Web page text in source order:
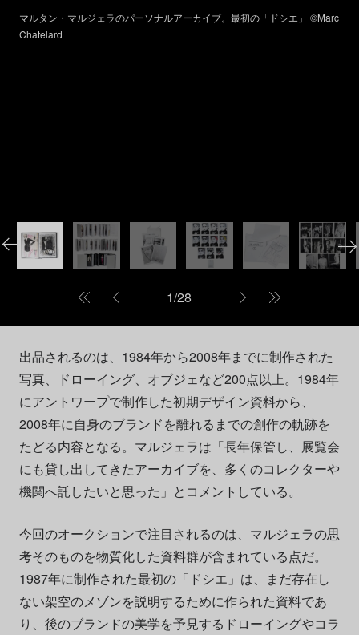
マルタン・マルジェラのパーソナルアーカイブ。最初の「ドシエ」 ©Marc
Chatelard
1/28
出品されるのは、1984年から2008年までに制作された
写真、ドローイング、オブジェなど200点以上。1984年
にアントワープで制作した初期デザイン資料から、
2008年に自身のブランドを離れるまでの創作の軌跡を
たどる内容となる。マルジェラは「長年保管し、展覧会
にも貸し出してきたアーカイブを、多くのコレクターや
機関へ託したいと思った」とコメントしている。
今回のオークションで注目されるのは、マルジェラの思
考そのものを物質化した資料群が含まれている点だ。
1987年に制作された最初の「ドシエ」は、まだ存在し
ない架空のメゾンを説明するために作られた資料であ
り、後のブランドの美学を予見するドローイングやコラ